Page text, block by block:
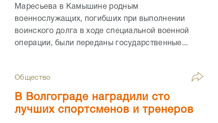
Маресьева в Камышине родным
военнослужащих, погибших при выполнении
воинского долга в ходе специальной военной
операции, были переданы государственные...
Общество
В Волгограде наградили сто
лучших спортсменов и тренеров